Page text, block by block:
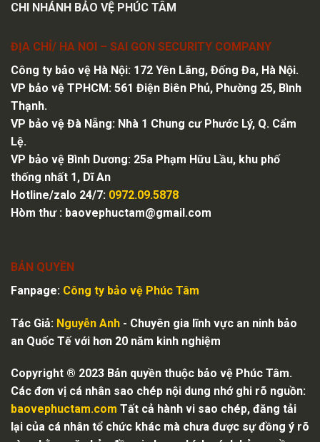
CHI NHÁNH BẢO VỆ PHÚC TÂM
ĐỊA CHỈ/ HA NOI – SAI GON SECURITY COMPANY
Công ty bảo vệ Hà Nội: 172 Yên Lãng, Đống Đa, Hà Nội.
VP bảo vệ TPHCM: 561 Điện Biên Phủ, Phường 25, Bình
Thạnh.
VP bảo vệ Đà Nẵng: Nhà 1 Chung cư Phước Lý, Q. Cẩm
Lệ.
VP bảo vệ Bình Dương: 25a Phạm Hữu Lầu, khu phố
thống nhất 1, Dĩ An
Hotline/zalo 24/7: 0972.09.5878
Hòm thư : baovephuctam@gmail.com
BẢN QUYỀN
Fanpage: Công ty bảo vệ Phúc Tâm
Tác Giả: Nguyễn Anh - Chuyên gia lĩnh vực an ninh bảo
an Quốc Tế với hơn 20 năm kinh nghiệm
Copyright ® 2023 Bản quyền thuộc bảo vệ Phúc Tâm.
Các đơn vị cá nhân sao chép nội dung nhớ ghi rõ nguồn:
baovephuctam.com Tất cả hành vi sao chép, đăng tải
lại của cá nhân tổ chức khác mà chưa được sự đồng ý rõ